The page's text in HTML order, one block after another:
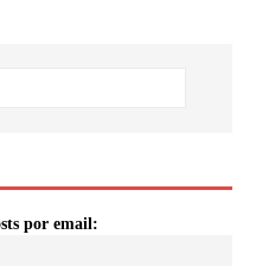
por email: